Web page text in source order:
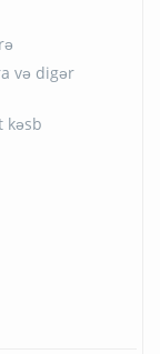
və digər
kəsb